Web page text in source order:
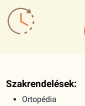
Szakrendelések:
Ortopédia